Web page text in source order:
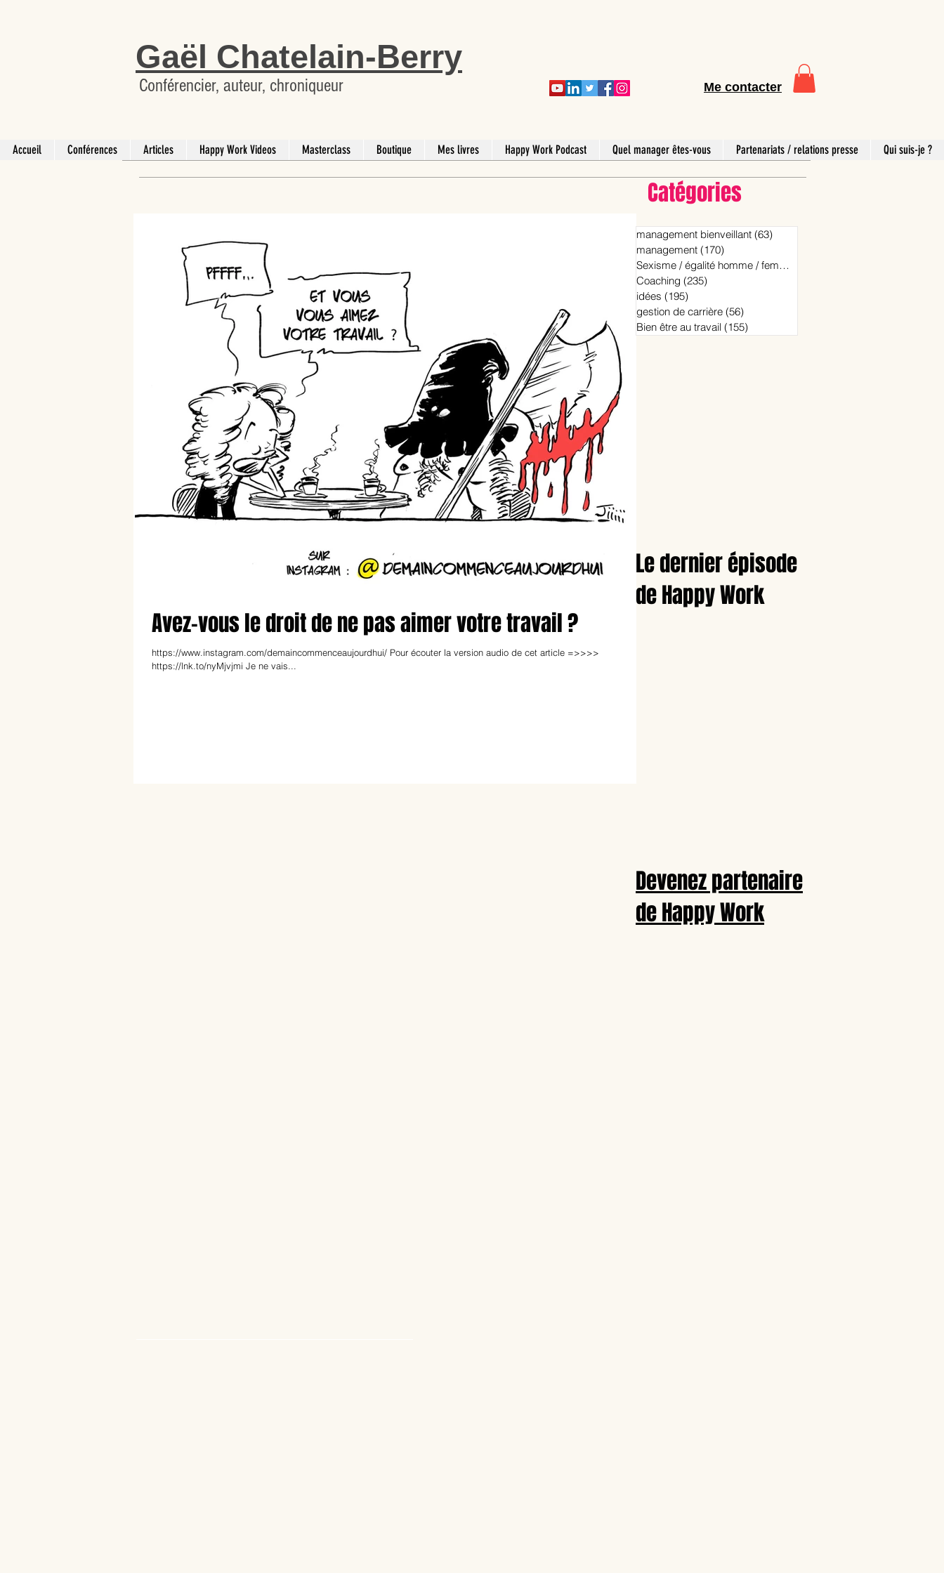
Gaël Chatelain-Berry
Conférencier, auteur, chroniqueur Me contacter
Accueil Conférences Articles Happy Work Videos Masterclass Boutique Mes livres Happy Work Podcast Quel manager êtes-vous Partenariats / relations presse Qui suis-je ?
Catégories
Avez-vous le droit de ne pas aimer votre travail ?
https://www.instagram.com/demaincommenceaujourdhui/ Pour écouter la version audio de cet article =>>>>
https://lnk.to/nyMjvjmi Je ne vais...
management bienveillant (63)
management (170)
Sexisme / égalité homme / femme
Coaching (235)
idées (195)
gestion de carrière (56)
Bien être au travail (155)
Le dernier épisode
de Happy Work
Devenez partenaire
de Happy Work